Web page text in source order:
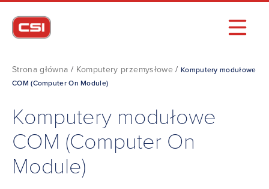
Strona główna / Komputery przemysłowe /Komputery modułowe
COM (Computer On Module)
Komputery modułowe
COM (Computer On
Module)